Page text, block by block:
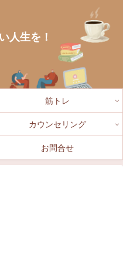
人生を！
筋トレ
カウンセリング
お問合せ